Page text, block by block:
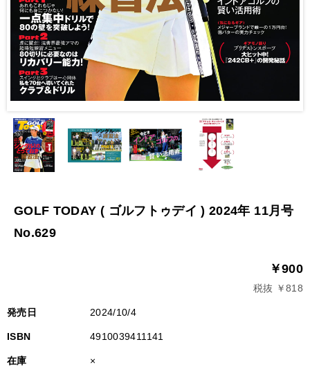
GOLF TODAY ( ゴルフトゥデイ ) 2024年 11月号
No.629
￥900
税抜 ￥818
発売日 2024/10/4
ISBN 4910039411141
在庫 ×